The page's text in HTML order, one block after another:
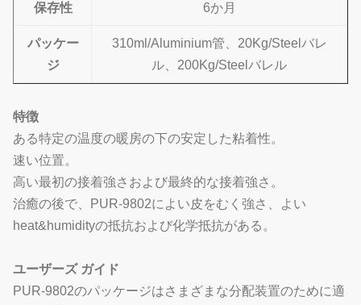
保存性 6か月
パッケー
ジ
310ml/Aluminium管、20Kg/Steelバレ
ル、200Kg/Steelバレル
特徴
ある特定の温度の暖房の下の安定した粘着性。
速い位置。
高い最初の接着強さおよび最終的な接着強さ。
治癒の後で、PUR-9802によい皮をむく強さ、よい
heat&humidityの抵抗および化学抵抗がある。
ユーザーズ ガイド
PUR-9802のパッケージはさまざまな分配装置のために適